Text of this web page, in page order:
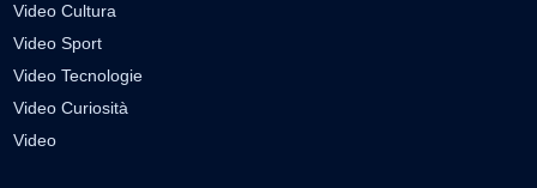
Video Cultura
Video Sport
Video Tecnologie
Video Curiosità
Video